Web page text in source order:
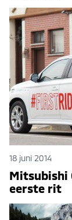
18 juni 2014
Mitsubishi
eerste rit